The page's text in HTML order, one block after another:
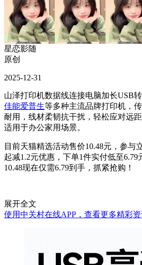
星恋影随
原创
2025-12-31
山泽打印机数据线连接电脑加长USB
佳能爱普生等多种主流品牌打印机，
耐用，线材柔韧抗干扰，轻松应对远
适用于办公家用场景。
目前天猫精选活动售价10.48元，参与
起减1.2元优惠，下单1件实付低至
10.48现在仅需6.79到手，抓紧抢购！
展开全文
使用中关村在线APP，查看更多精彩